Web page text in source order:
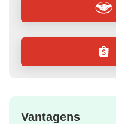
Vantagens